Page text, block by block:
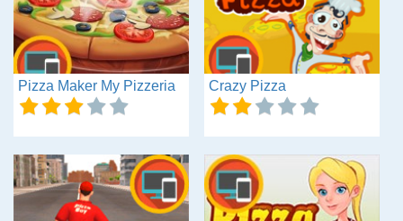
Pizza Maker My Pizzeria Crazy Pizza